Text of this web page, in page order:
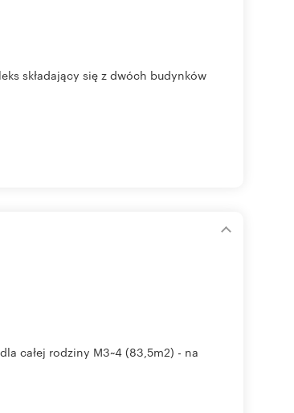
składający się z dwóch budynków
całej rodziny M3~4 (83,5m2) - na